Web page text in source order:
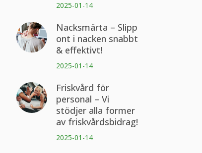
2025-01-14
Nacksmärta – Slipp
ont i nacken snabbt
& effektivt!
2025-01-14
Friskvård för
personal – Vi
stödjer alla former
av friskvårdsbidrag!
2025-01-14